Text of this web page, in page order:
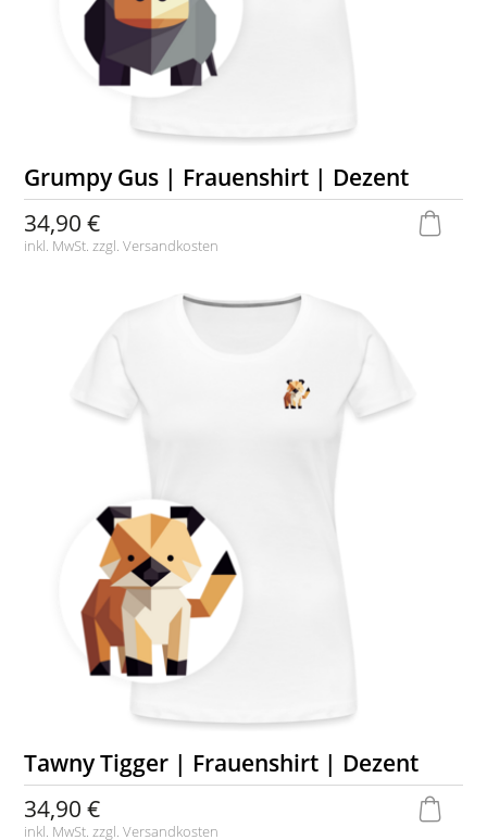
Grumpy Gus | Frauenshirt | Dezent
34,90 €
inkl. MwSt. zzgl.Versandkosten
Tawny Tigger | Frauenshirt | Dezent
34,90 €
inkl. MwSt. zzgl.Versandkosten